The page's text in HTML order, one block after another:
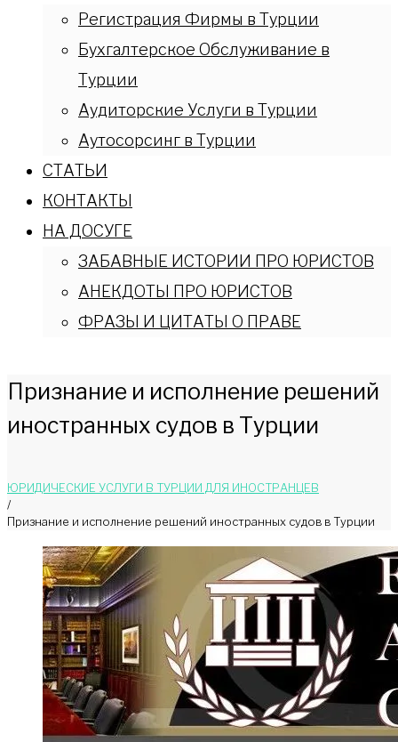
Регистрация Фирмы в Турции
Бухгалтерское Обслуживание в
Турции
Аудиторские Услуги в Турции
Аутосорсинг в Турции
СТАТЬИ
КОНТАКТЫ
НА ДОСУГЕ
ЗАБАВНЫЕ ИСТОРИИ ПРО ЮРИСТОВ
АНЕКДОТЫ ПРО ЮРИСТОВ
ФРАЗЫ И ЦИТАТЫ О ПРАВЕ
Признание и исполнение решений
иностранных судов в Турции
ЮРИДИЧЕСКИЕ УСЛУГИ В ТУРЦИИ ДЛЯ ИНОСТРАНЦЕВ
/
Признание и исполнение решений иностранных судов в Турции